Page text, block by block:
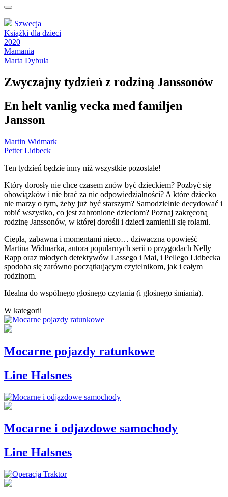
Szwecja
Książki dla dzieci
2020
Mamania
Marta Dybula
Zwyczajny tydzień z rodziną Janssonów
En helt vanlig vecka med familjen
Jansson
Martin Widmark
Petter Lidbeck
Ten tydzień będzie inny niż wszystkie pozostałe!
Który dorosły nie chce czasem znów być dzieckiem? Pozbyć się
obowiązków i nie brać za nic odpowiedzialności? A które dziecko
nie marzy o tym, żeby już być starszym? Samodzielnie decydować i
robić wszystko, co jest zabronione dzieciom? Poznaj zakręconą
rodzinę Janssonów, w której dorośli i dzieci zamienili się rolami.
Ciepła, zabawna i momentami nieco… dziwaczna opowieść
Martina Widmarka, autora popularnych serii o przygodach Nelly
Rapp oraz młodych detektywów Lassego i Mai, i Pellego Lidbecka
spodoba się zarówno początkującym czytelnikom, jak i całym
rodzinom.
Idealna do wspólnego głośnego czytania (i głośnego śmiania).
W kategorii
Mocarne pojazdy ratunkowe
Line Halsnes
Mocarne i odjazdowe samochody
Line Halsnes